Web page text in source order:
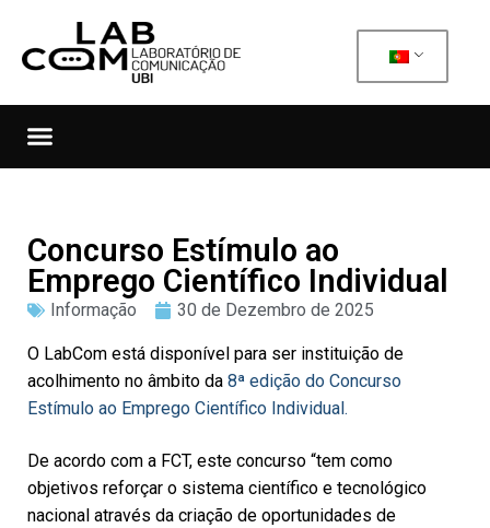
Concurso Estímulo ao
Emprego Científico Individual
Informação 30 de Dezembro de 2025
O LabCom está disponível para ser instituição de
acolhimento no âmbito da 8ª edição do Concurso
Estímulo ao Emprego Científico Individual.
De acordo com a FCT, este concurso “tem como
objetivos reforçar o sistema científico e tecnológico
nacional através da criação de oportunidades de